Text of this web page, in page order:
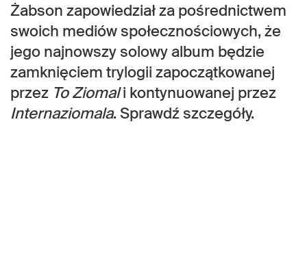
Żabson zapowiedział za pośrednictwem
swoich mediów społecznościowych, że
jego najnowszy solowy album będzie
zamknięciem trylogii zapoczątkowanej
przez To Ziomali kontynuowanej przez
Internaziomala. Sprawdź szczegóły.